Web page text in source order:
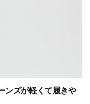
ンズが軽くて履きや